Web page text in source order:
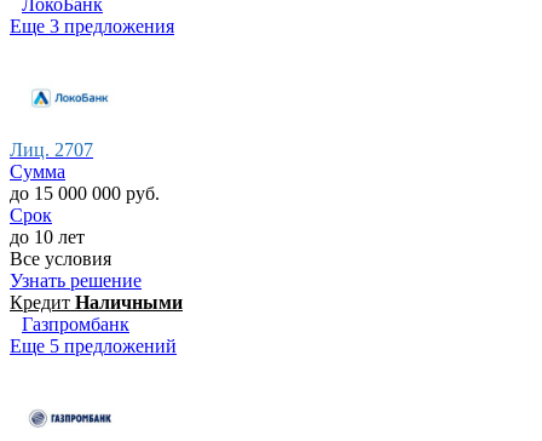
Еще 3 предложения
Лиц. 2707
Сумма
до 15 000 000 руб.
Срок
до 10 лет
Все условия
Узнать решение
Кредит Наличными
Газпромбанк
Еще 5 предложений